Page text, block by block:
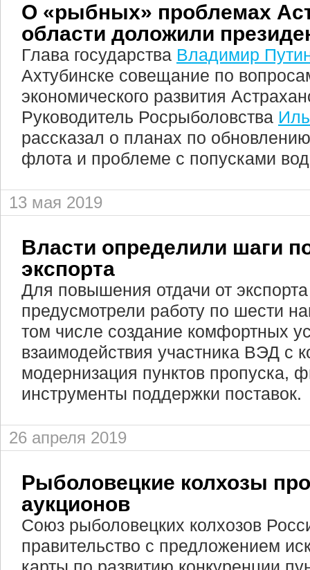
О «рыбных» проблемах
области доложили
Глава государства Владимир
Ахтубинске совещание по
экономического развития
Руководитель Росрыболовства
рассказал о планах по
флота и проблеме с попусками
13 мая 2019
Власти определили шаги
экспорта
Для повышения отдачи от
предусмотрели работу по шести
том числе создание комфортных
взаимодействия участника ВЭД с
модернизация пунктов пропуска,
инструменты поддержки поставок.
26 апреля 2019
Рыболовецкие колхозы
аукционов
Союз рыболовецких колхозов
правительство с предложением